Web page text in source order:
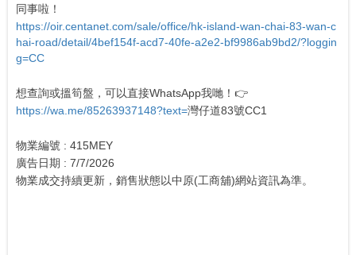
同事啦！
https://oir.centanet.com/sale/office/hk-island-wan-chai-83-wan-c
hai-road/detail/4bef154f-acd7-40fe-a2e2-bf9986ab9bd2/?loggin
g=CC
想查詢或搵筍盤，可以直接WhatsApp我哋！👉
https://wa.me/85263937148?text=灣仔道83號CC1
物業編號 : 415MEY
廣告日期 : 7/7/2026
物業成交持續更新，銷售狀態以中原(工商舖)網站資訊為準。